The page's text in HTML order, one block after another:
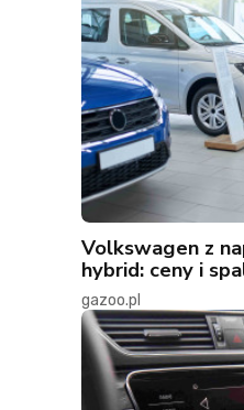
Volkswagen z
hybrid: ceny i
gazoo.pl